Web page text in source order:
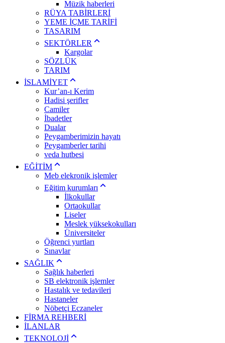
Müzik haberleri
RÜYA TABİRLERİ
YEME İÇME TARİFİ
TASARIM
SEKTÖRLER
Kargolar
SÖZLÜK
TARIM
İSLAMİYET
Kur’an-ı Kerim
Hadisi şerifler
Camiler
İbadetler
Dualar
Peygamberimizin hayatı
Peygamberler tarihi
veda hutbesi
EĞİTİM
Meb elekronik işlemler
Eğitim kurumları
İlkokullar
Ortaokullar
Liseler
Meslek yüksekokulları
Üniversiteler
Öğrenci yurtları
Sınavlar
SAĞLIK
Sağlık haberleri
SB elektronik işlemler
Hastalık ve tedavileri
Hastaneler
Nöbetçi Eczaneler
FİRMA REHBERİ
İLANLAR
TEKNOLOJİ